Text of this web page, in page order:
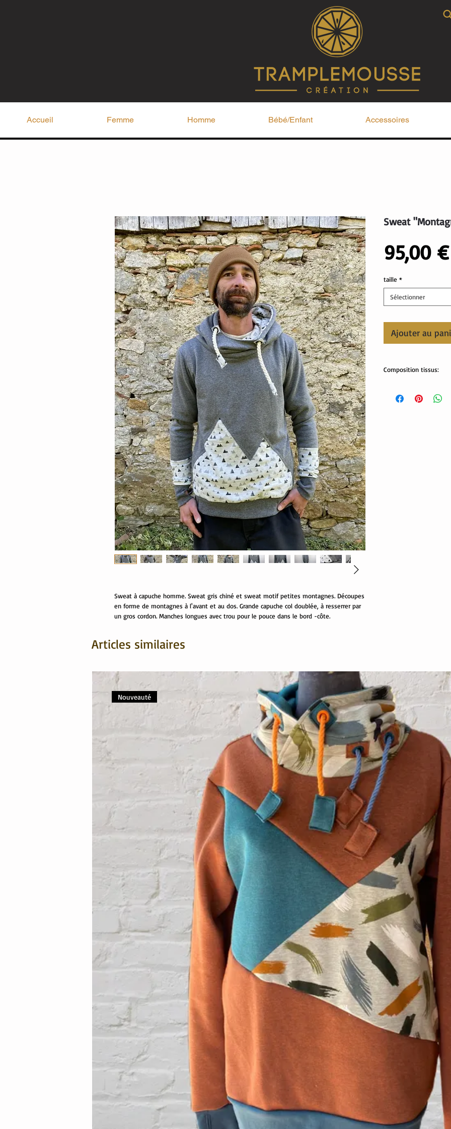
Sweat à capuche homme. Sweat gris chiné et sweat motif petites montagnes. Découpes
en forme de montagnes à l'avant et au dos. Grande capuche col doublée, à resserrer par
un gros cordon. Manches longues avec trou pour le pouce dans le bord -côte.
Sweat
95,00 €
taille *
Sélectionner
Ajouter au
Composition tissus:
bord côte : 95% coton,
Articles similaires
Nouveauté
Accueil Femme Homme Bébé/Enfant Accessoires